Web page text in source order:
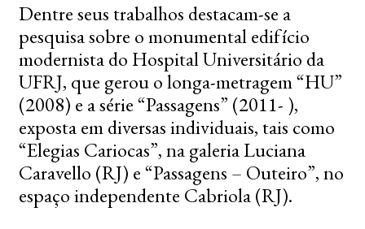
Dentre seus trabalhos destacam-se a
pesquisa sobre o monumental edifício
modernista do Hospital Universitário da
UFRJ, que gerou o longa-metragem “HU”
(2008) e a série “Passagens” (2011- ),
exposta em diversas individuais, tais como
“Elegias Cariocas”, na galeria Luciana
Caravello (RJ) e “Passagens – Outeiro”, no
espaço independente Cabriola (RJ).